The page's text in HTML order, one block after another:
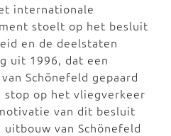
internationale
stoelt op het besluit
en de deelstaten
uit 1996, dat een
Schönefeld gepaard
op het vliegverkeer
van dit besluit
van Schönefeld